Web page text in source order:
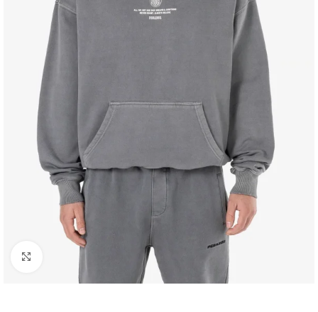
Click to enlarge